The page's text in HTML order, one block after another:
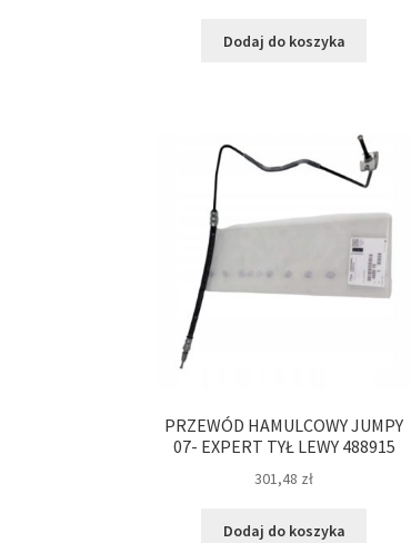
Dodaj do koszyka
PRZEWÓD HAMULCOWY JUMPY
07- EXPERT TYŁ LEWY 488915
301,48 zł
Dodaj do koszyka